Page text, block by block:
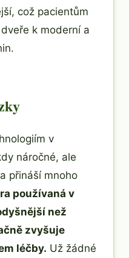
což pacientům
k moderní a
v
náročné, ale
přináší mnoho
používaná v
než
zvyšuje
léčby. Už žádné